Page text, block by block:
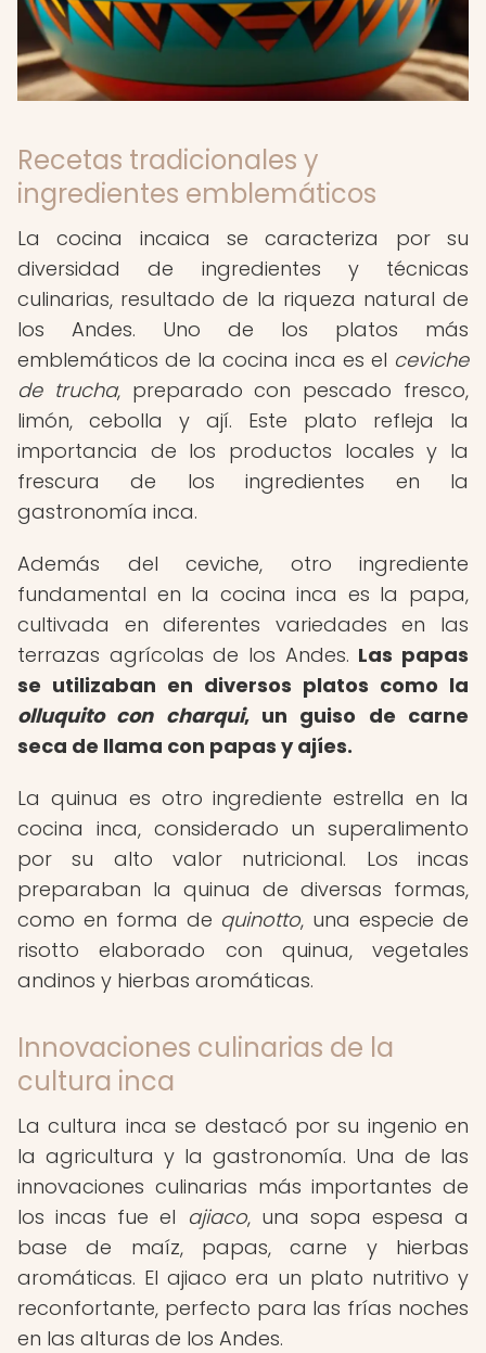
Recetas tradicionales y
ingredientes emblemáticos
La cocina incaica se caracteriza por su
diversidad de ingredientes y técnicas
culinarias, resultado de la riqueza natural de
los Andes. Uno de los platos más
emblemáticos de la cocina inca es el ceviche
de trucha, preparado con pescado fresco,
limón, cebolla y ají. Este plato refleja la
importancia de los productos locales y la
frescura de los ingredientes en la
gastronomía inca.
Además del ceviche, otro ingrediente
fundamental en la cocina inca es la papa,
cultivada en diferentes variedades en las
terrazas agrícolas de los Andes. Las papas
se utilizaban en diversos platos como la
olluquito con charqui, un guiso de carne
seca de llama con papas y ajíes.
La quinua es otro ingrediente estrella en la
cocina inca, considerado un superalimento
por su alto valor nutricional. Los incas
preparaban la quinua de diversas formas,
como en forma de quinotto, una especie de
risotto elaborado con quinua, vegetales
andinos y hierbas aromáticas.
Innovaciones culinarias de la
cultura inca
La cultura inca se destacó por su ingenio en
la agricultura y la gastronomía. Una de las
innovaciones culinarias más importantes de
los incas fue el ajiaco, una sopa espesa a
base de maíz, papas, carne y hierbas
aromáticas. El ajiaco era un plato nutritivo y
reconfortante, perfecto para las frías noches
en las alturas de los Andes.